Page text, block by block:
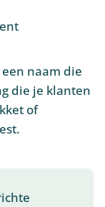
naam die
die je klanten
of